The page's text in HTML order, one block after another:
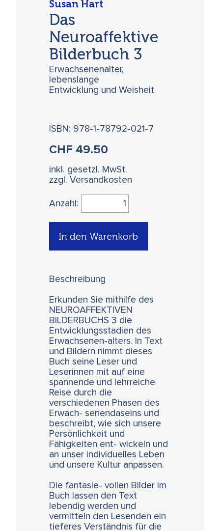
Susan Hart
Das
Neuroaffektive
Bilderbuch 3
Erwachsenenalter,
lebenslange
Entwicklung und Weisheit
ISBN: 978-1-78792-021-7
CHF 49.50
inkl. gesetzl. MwSt.
zzgl. Versandkosten
Anzahl:
In den Warenkorb
Beschreibung
Erkunden Sie mithilfe des
NEUROAFFEKTIVEN
BILDERBUCHS 3 die
Entwicklungsstadien des
Erwachsenen-alters. In Text
und Bildern nimmt dieses
Buch seine Leser und
Leserinnen mit auf eine
spannende und lehrreiche
Reise durch die
verschiedenen Phasen des
Erwach- senendaseins und
beschreibt, wie sich unsere
Persönlichkeit und
Fähigkeiten ent- wickeln und
an unser individuelles Leben
und unsere Kultur anpassen.
Die fantasie- vollen Bilder im
Buch lassen den Text
lebendig werden und
vermitteln den Lesenden ein
tieferes Verständnis für die